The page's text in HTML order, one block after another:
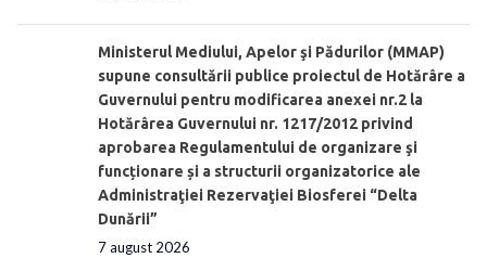
Ministerul Mediului, Apelor şi Pădurilor (MMAP)
supune consultării publice proiectul de Hotărâre a
Guvernului pentru modificarea anexei nr.2 la
Hotărârea Guvernului nr. 1217/2012 privind
aprobarea Regulamentului de organizare şi
funcționare și a structurii organizatorice ale
Administraţiei Rezervaţiei Biosferei “Delta
Dunării”
7 august 2026